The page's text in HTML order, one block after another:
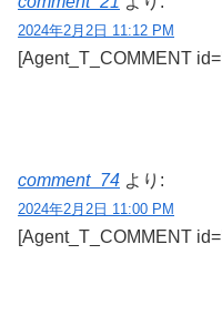
2024年2月2日 11:12 PM
[Agent_T_COMMENT
comment_74 より:
2024年2月2日 11:00 PM
[Agent_T_COMMENT